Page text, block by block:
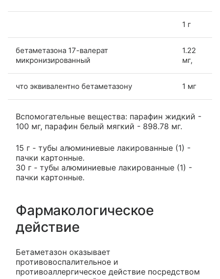
1 г
бетаметазона 17-валерат
микронизированный
1.22
мг,
что эквивалентно бетаметазону 1 мг
Вспомогательные вещества: парафин жидкий -
100 мг, парафин белый мягкий - 898.78 мг.
15 г - тубы алюминиевые лакированные (1) -
пачки картонные.
30 г - тубы алюминиевые лакированные (1) -
пачки картонные.
Фармакологическое
действие
Бетаметазон оказывает
противовоспалительное и
противоаллергическое действие посредством